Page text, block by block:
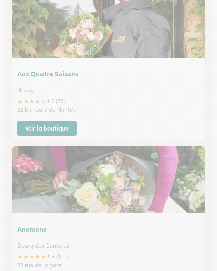
Aux Quatre Saisons
Nozay
★★★★
4.2 (75)
22 bis route de Nantes
Voir la boutique
Anemone
Bourg des Comptes
★★★★★4.9 (140)
33 rue de la gare